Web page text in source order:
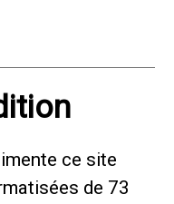
ce site
de 73